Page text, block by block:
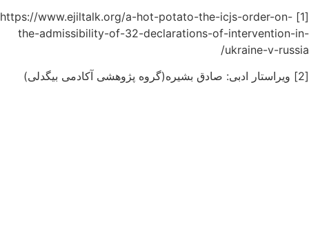
[1] https://www.ejiltalk.org/a-hot-potato-the-icjs-order-on-
the-admissibility-of-32-declarations-of-intervention-in-
ukraine-v-russia/
[2] ویراستار ادبی: صادق بشیره(گروه پژوهشی آکادمی بیگدلی)